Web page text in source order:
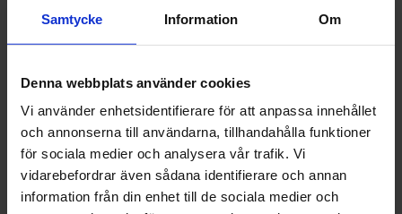
Samtycke Information Om
Denna webbplats använder cookies
Vi använder enhetsidentifierare för att anpassa innehållet
och annonserna till användarna, tillhandahålla funktioner
för sociala medier och analysera vår trafik. Vi
vidarebefordrar även sådana identifierare och annan
information från din enhet till de sociala medier och
Fortsätt läsa